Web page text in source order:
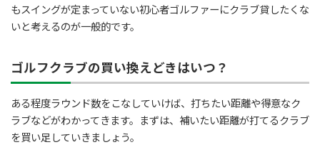
もスイングが定まっていない初心者ゴルファーにクラブ貸したくな
いと考えるのが一般的です。
ゴルフクラブの買い換えどきはいつ？
ある程度ラウンド数をこなしていけば、打ちたい距離や得意なク
ラブなどがわかってきます。まずは、補いたい距離が打てるクラブ
を買い足していきましょう。